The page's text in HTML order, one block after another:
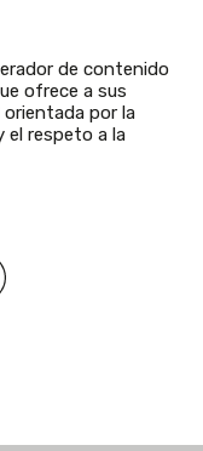
de contenido
ofrece a sus
orientada por la
el respeto a la